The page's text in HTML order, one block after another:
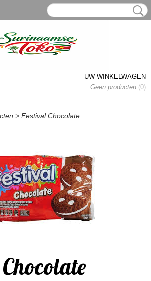
UW WINKELWAGEN
Geen producten (0)
> Festival Chocolate